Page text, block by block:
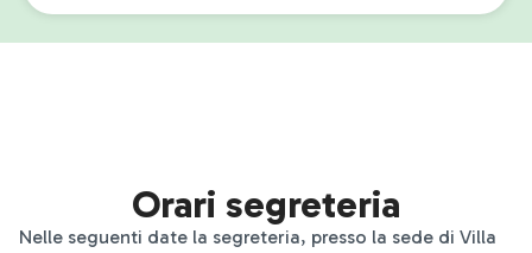
Orari segreteria
Nelle seguenti date la segreteria, presso la sede di Villa